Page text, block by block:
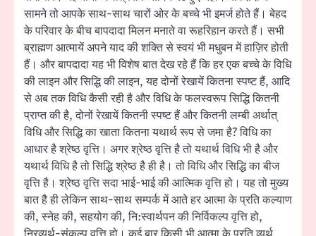
सामने तो आपके साथ-साथ चारों ओर के बच्चे भी इमर्ज होते हैं। बेहद
के परिवार के बीच बापदादा मिलन मनाते वा रूहरिहान करते हैं। सभी
ब्राह्मण आत्मायें अपने याद की शक्ति से स्वयं भी मधुबन में हाज़िर होती
हैं। और बापदादा यह भी विशेष बात देख रहे हैं कि हर एक बच्चे के विधि
की लाइन और सिद्धि की लाइन, यह दोनों रेखायें कितना स्पष्ट हैं, आदि
से अब तक विधि कैसी रही है और विधि के फलस्वरूप सिद्धि कितनी
प्राप्त की है, दोनों रेखायें कितनी स्पष्ट हैं और कितनी लम्बी अर्थात्
विधि और सिद्धि का खाता कितना यथार्थ रूप से जमा है? विधि का
आधार है श्रेष्ठ वृत्ति। अगर श्रेष्ठ वृत्ति है तो यथार्थ विधि भी है और
यथार्थ विधि है तो सिद्धि श्रेष्ठ है ही है। तो विधि और सिद्धि का बीज
वृत्ति है। श्रेष्ठ वृत्ति सदा भाई-भाई की आत्मिक वृत्ति हो। यह तो मुख्य
बात है ही लेकिन साथ-साथ सम्पर्क में आते हर आत्मा के प्रति कल्याण
की, स्नेह की, सहयोग की, नि:स्वार्थपन की निर्विकल्प वृत्ति हो,